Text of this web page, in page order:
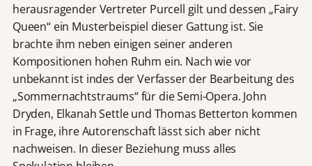
herausragender Vertreter Purcell gilt und dessen „Fairy
Queen“ ein Musterbeispiel dieser Gattung ist. Sie
brachte ihm neben einigen seiner anderen
Kompositionen hohen Ruhm ein. Nach wie vor
unbekannt ist indes der Verfasser der Bearbeitung des
„Sommernachtstraums“ für die Semi-Opera. John
Dryden, Elkanah Settle und Thomas Betterton kommen
in Frage, ihre Autorenschaft lässt sich aber nicht
nachweisen. In dieser Beziehung muss alles